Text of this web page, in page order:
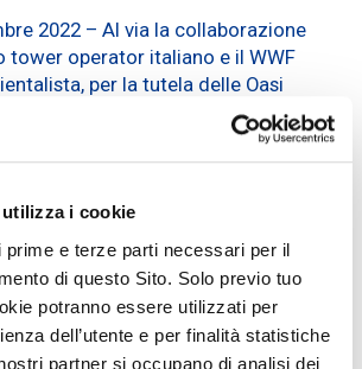
i cookie
prime e terze parti necessari per il
di questo Sito. Solo previo tuo
potranno essere utilizzati per
dell’utente e per finalità statistiche
partner si occupano di analisi dei
2022 – Al via la collaborazione
tower operator italiano e il WWF
per la tutela delle Oasi
di rilevare
tecnologia installata sulle
propagarsi di incendi boschivi in
tutelando in questo modo la
in queste aree.
sono state selezionate